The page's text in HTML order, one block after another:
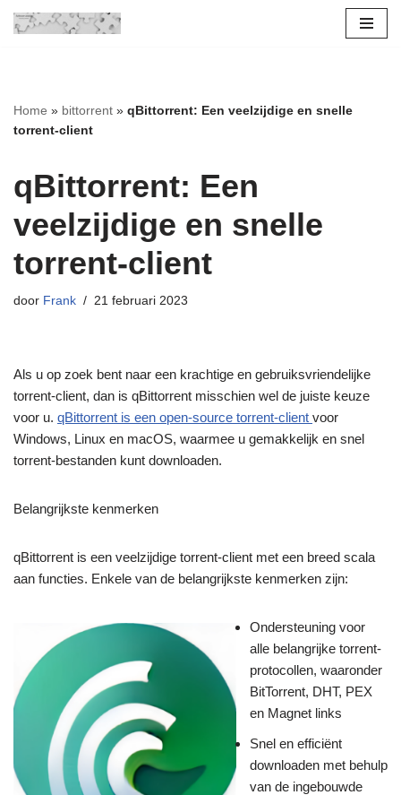
inhoud
Home » bittorrent » qBittorrent: Een veelzijdige en snelle
torrent-client
qBittorrent: Een
veelzijdige en snelle
torrent-client
door Frank 21 februari 2023
Als u op zoek bent naar een krachtige en gebruiksvriendelijke
torrent-client, dan is qBittorrent misschien wel de juiste keuze
voor u. qBittorrent is een open-source torrent-client voor
Windows, Linux en macOS, waarmee u gemakkelijk en snel
torrent-bestanden kunt downloaden.
Belangrijkste kenmerken
qBittorrent is een veelzijdige torrent-client met een breed scala
aan functies. Enkele van de belangrijkste kenmerken zijn:
Ondersteuning voor
alle belangrijke torrent-
protocollen, waaronder
BitTorrent, DHT, PEX
en Magnet links
Snel en efficiënt
downloaden met behulp
van de ingebouwde